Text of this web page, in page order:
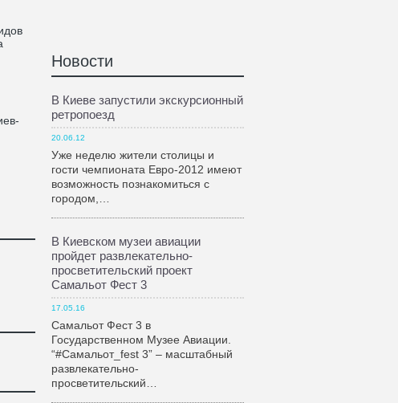
Новости
В Киеве запустили экскурсионный
ретропоезд
20.06.12
Уже неделю жители столицы и
гости чемпионата Евро-2012 имеют
возможность познакомиться с
городом,…
В Киевском музеи авиации
пройдет развлекательно-
просветительский проект
Самальот Фест 3
17.05.16
Самальот Фест 3 в
Государственном Музее Авиации.
“#Самальот_fest 3” – масштабный
развлекательно-
просветительский…